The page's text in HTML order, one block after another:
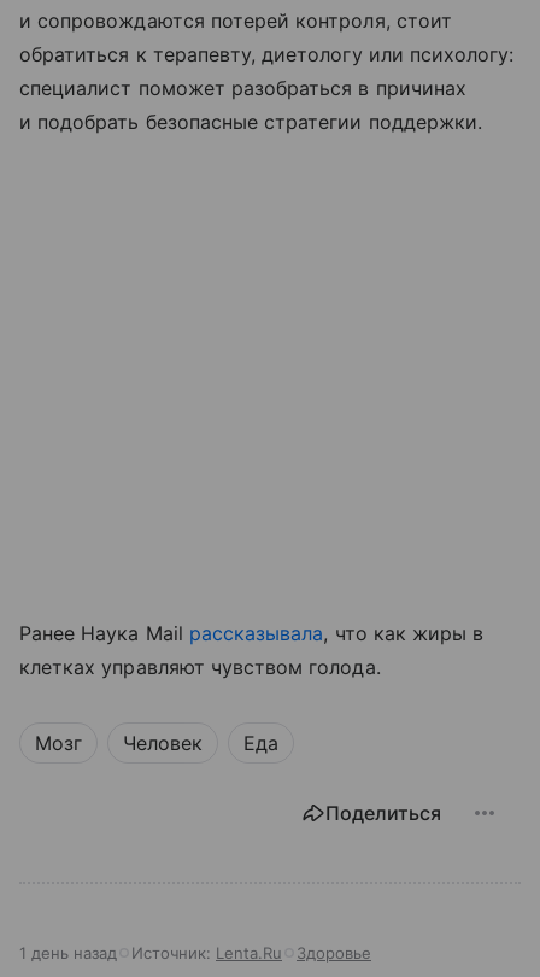
и сопровождаются потерей контроля, стоит
обратиться к терапевту, диетологу или психологу:
специалист поможет разобраться в причинах
и подобрать безопасные стратегии поддержки.
Ранее Наука Mail рассказывала, что как жиры в
клетках управляют чувством голода.
Мозг Человек Еда
Поделиться
1 день назад Источник: Lenta.Ru Здоровье